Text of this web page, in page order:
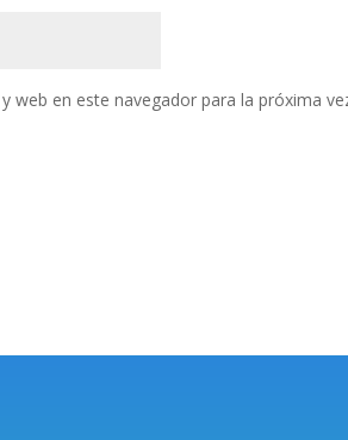
web en este navegador para la próxima